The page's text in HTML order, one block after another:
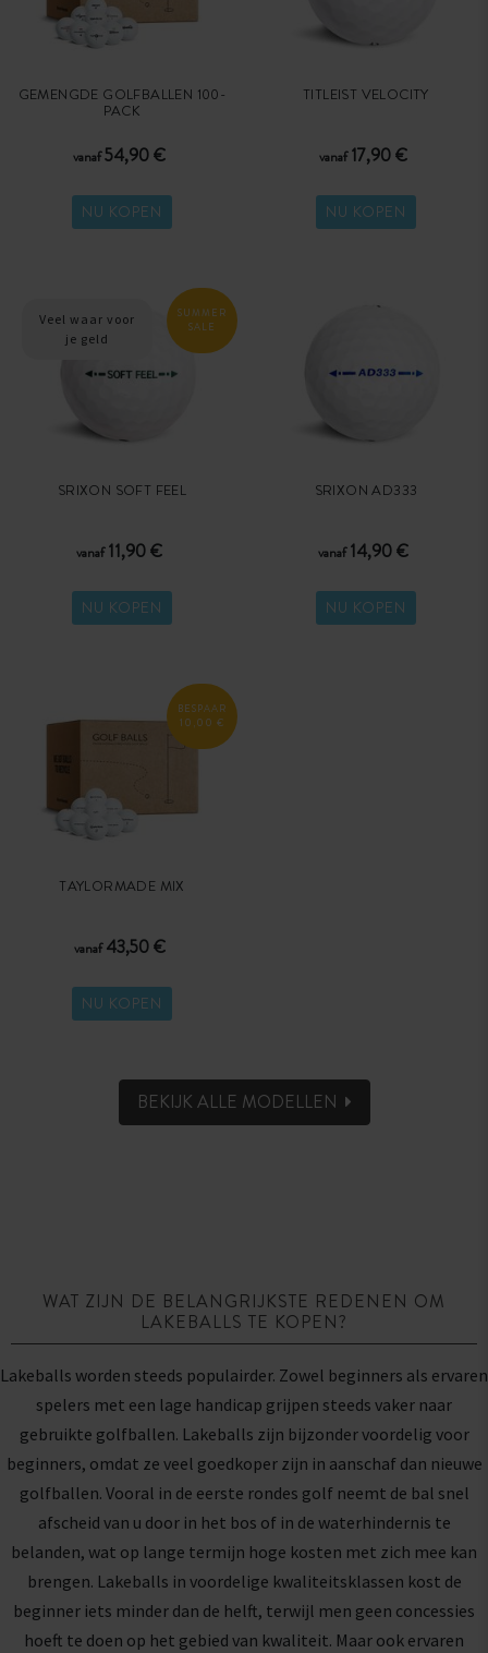
GEMENGDE GOLFBALLEN 100-
PACK
vanaf54,90 €
NU KOPEN
TITLEIST VELOCITY
vanaf17,90 €
NU KOPEN
SUMMER
SALE
Veel waar voor
je geld
SRIXON SOFT FEEL
vanaf11,90 €
NU KOPEN
SRIXON AD333
vanaf14,90 €
NU KOPEN
BESPAAR
10,00 €
TAYLORMADE MIX
vanaf43,50 €
NU KOPEN
BEKIJK ALLE MODELLEN
WAT ZIJN DE BELANGRIJKSTE REDENEN OM
LAKEBALLS TE KOPEN?
Lakeballs worden steeds populairder. Zowel beginners als ervaren
spelers met een lage handicap grijpen steeds vaker naar
gebruikte golfballen. Lakeballs zijn bijzonder voordelig voor
beginners, omdat ze veel goedkoper zijn in aanschaf dan nieuwe
golfballen. Vooral in de eerste rondes golf neemt de bal snel
afscheid van u door in het bos of in de waterhindernis te
belanden, wat op lange termijn hoge kosten met zich mee kan
brengen. Lakeballs in voordelige kwaliteitsklassen kost de
beginner iets minder dan de helft, terwijl men geen concessies
hoeft te doen op het gebied van kwaliteit. Maar ook ervaren